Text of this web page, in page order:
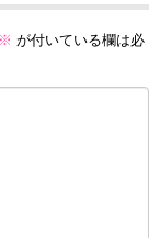
※ が付いている欄は必